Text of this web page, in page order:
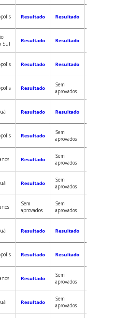
Resultado Resultado
Sul
Resultado Resultado
Resultado Resultado
Resultado
Sem
aprovados
Resultado Resultado
Resultado
Sem
aprovados
Resultado
Sem
aprovados
Resultado
Sem
aprovados
Sem
aprovados
Sem
aprovados
Resultado Resultado
Resultado Resultado
Resultado
Sem
aprovados
Resultado
Sem
aprovados